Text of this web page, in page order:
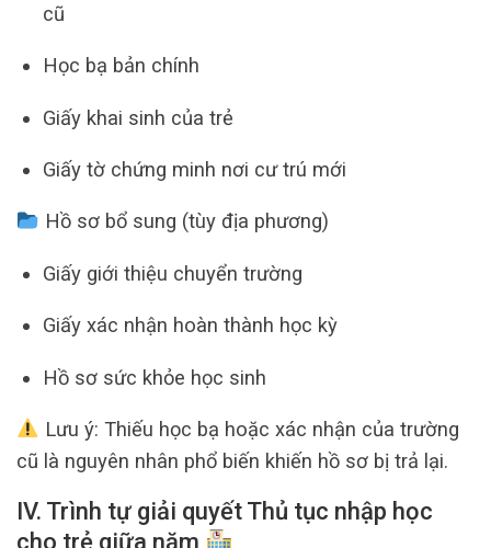
cũ
Học bạ bản chính
Giấy khai sinh của trẻ
Giấy tờ chứng minh nơi cư trú mới
Hồ sơ bổ sung (tùy địa phương)
Giấy giới thiệu chuyển trường
Giấy xác nhận hoàn thành học kỳ
Hồ sơ sức khỏe học sinh
Lưu ý: Thiếu học bạ hoặc xác nhận của trường
cũ là nguyên nhân phổ biến khiến hồ sơ bị trả lại.
IV. Trình tự giải quyết Thủ tục nhập học
cho trẻ giữa năm